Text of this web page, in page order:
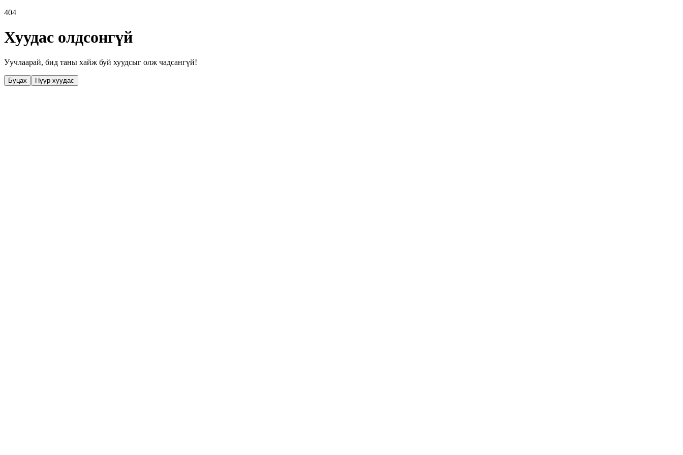
404
Хуудас олдсонгүй
Уучлаарай, бид таны хайж буй хуудсыг олж чадсангүй!
Буцах Нүүр хуудас